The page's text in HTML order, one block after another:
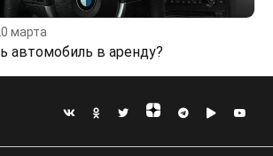
марта
автомобиль в аренду?